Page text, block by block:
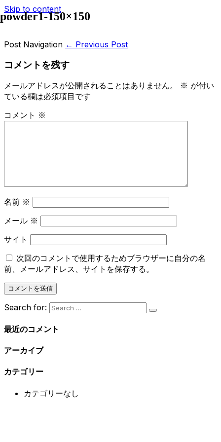
Skip to content
powder1-150×150
Post Navigation ← Previous Post
コメントを残す
メールアドレスが公開されることはありません。 ※ が付い
ている欄は必須項目です
コメント ※
名前 ※
メール ※
サイト
次回のコメントで使用するためブラウザーに自分の名
前、メールアドレス、サイトを保存する。
Search for:
最近のコメント
アーカイブ
カテゴリー
カテゴリーなし